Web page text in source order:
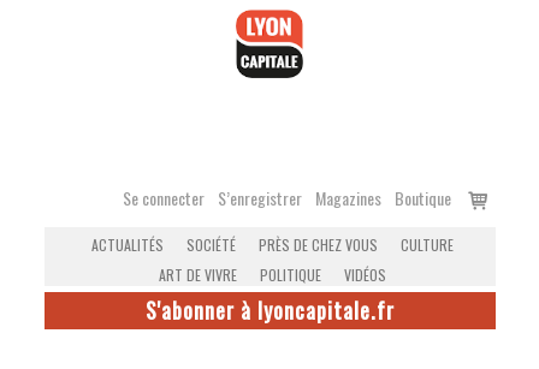
Se connecter S’enregistrer Magazines Boutique
Voir
ACTUALITÉS SOCIÉTÉ PRÈS DE CHEZ VOUS
CULTURE
ART DE VIVRE
POLITIQUE VIDÉOS
S'abonner à lyoncapitale.fr